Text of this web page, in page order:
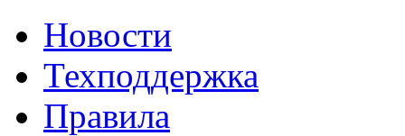
Новости
Техподдержка
Правила